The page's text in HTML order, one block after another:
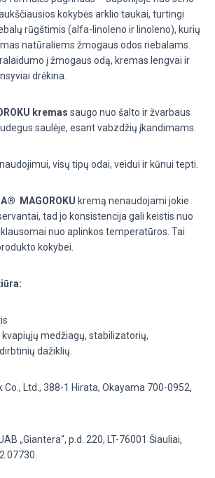
kokybės arklio taukai, turtingi
rūgštimis (alfa-linoleno ir linoleno), kurių
natūraliems žmogaus odos riebalams.
į žmogaus odą, kremas lengvai ir
drėkina.
kremas saugo nuo šalto ir žvarbaus
saulėje, esant vabzdžių įkandimams.
visų tipų odai, veidui ir kūnui tepti.
® MAGOROKU kremą nenaudojami jokie
tad jo konsistencija gali keistis nuo
nuo aplinkos temperatūros. Tai
kokybei.
kvapiųjų medžiagų, stabilizatorių,
dažiklių.
Co., Ltd., 388-1 Hirata, Okayama 700-0952,
„Giantera“, p.d. 220, LT-76001 Šiauliai,
07730.